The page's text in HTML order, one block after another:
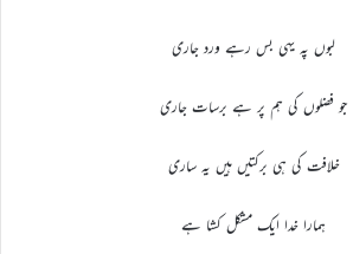
لبوں پہ یہی بس رہے ورد جاری
جو فضلوں کی ہم پر ہے برسات جاری
خلافت کی ہی برکتیں ہیں یہ ساری
ہمارا خدا ایک مشکل کشا ہے